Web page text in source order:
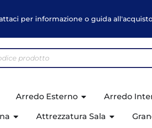
per informazione o guida
Arredo Esterno Arredo
Attrezzatura Sala